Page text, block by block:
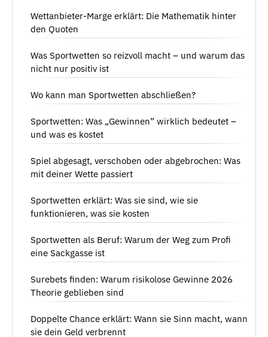
Wettanbieter-Marge erklärt: Die Mathematik hinter
den Quoten
Was Sportwetten so reizvoll macht – und warum das
nicht nur positiv ist
Wo kann man Sportwetten abschließen?
Sportwetten: Was „Gewinnen” wirklich bedeutet –
und was es kostet
Spiel abgesagt, verschoben oder abgebrochen: Was
mit deiner Wette passiert
Sportwetten erklärt: Was sie sind, wie sie
funktionieren, was sie kosten
Sportwetten als Beruf: Warum der Weg zum Profi
eine Sackgasse ist
Surebets finden: Warum risikolose Gewinne 2026
Theorie geblieben sind
Doppelte Chance erklärt: Wann sie Sinn macht, wann
sie dein Geld verbrennt